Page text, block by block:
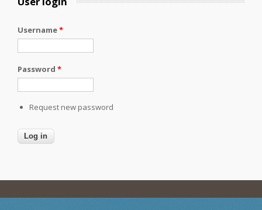
Username*
Password *
Request new password